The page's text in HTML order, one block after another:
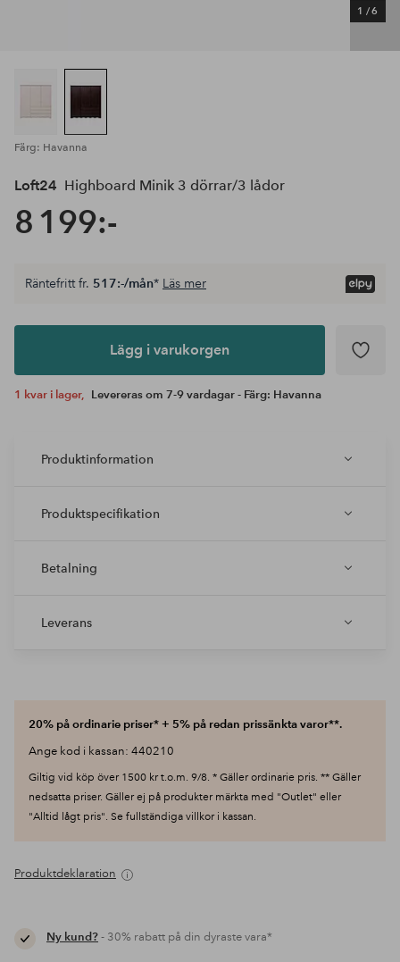
1 /6
Färg: Havanna
Loft24 Highboard Minik 3 dörrar/3 lådor
8 199:-
Lägg i
Räntefritt fr. 517:-/mån* Läs mer
Lägg i varukorgen
1 kvar i lager, Levereras om 7-9 vardagar - Färg: Havanna
Produktinformation
Produktspecifikation
Betalning
Leverans
20% på ordinarie priser* + 5% på redan prissänkta varor**.
Ange kod i kassan: 440210
Giltig vid köp över 1500 kr t.o.m. 9/8. * Gäller ordinarie pris. ** Gäller
nedsatta priser. Gäller ej på produkter märkta med "Outlet" eller
"Alltid lågt pris". Se fullständiga villkor i kassan.
Produktdeklaration
Ny kund?- 30% rabatt på din dyraste vara*